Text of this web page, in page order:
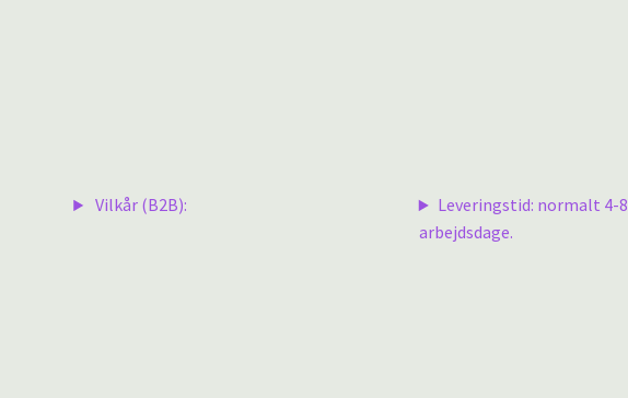
Vilkår (B2B):
Leveringstid: normalt 4-8
arbejdsdage.